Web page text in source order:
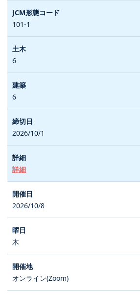
101-1
6
6
2026/10/1
詳細
2026/10/8
木
オンライン(Zoom)